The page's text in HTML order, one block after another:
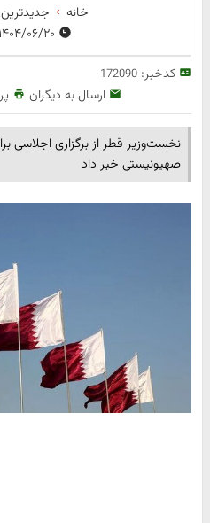
خانه
کدخبر:172090
ارسال به دیگران
نخست‌وزیر قطر از برگزاری اجلاسی
صهیونیستی خبر داد